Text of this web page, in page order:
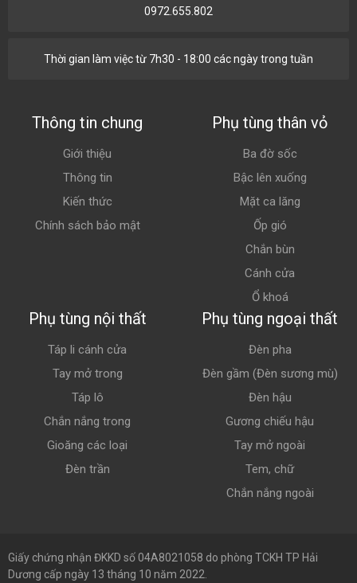
0972.655.802
Thời gian làm việc từ 7h30 - 18:00 các ngày trong tuần
Thông tin chung
Giới thiệu
Thông tin
Kiến thức
Chính sách bảo mật
Phụ tùng thân vỏ
Ba đờ sốc
Bậc lên xuống
Mặt ca lăng
Ốp gió
Chắn bùn
Cánh cửa
Ổ khoá
Phụ tùng nội thất
Táp li cánh cửa
Tay mở trong
Táp lô
Chắn nắng trong
Gioăng các loại
Đèn trần
Phụ tùng ngoại thất
Đèn pha
Đèn gầm (Đèn sương mù)
Đèn hậu
Gương chiếu hậu
Tay mở ngoài
Tem, chữ
Chắn nắng ngoài
Giấy chứng nhận ĐKKD số 04A8021058 do phòng TCKH TP Hải
Dương cấp ngày 13 tháng 10 năm 2022.